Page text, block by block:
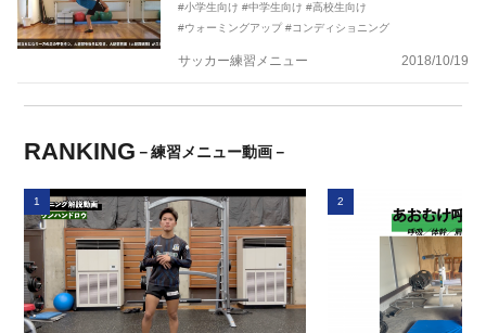
#小学生向け #中学生向け #高校生向け
#ウォーミングアップ #コンディショニング
サッカー練習メニュー 2018/10/19
RANKING －練習メニュー動画－
1 2